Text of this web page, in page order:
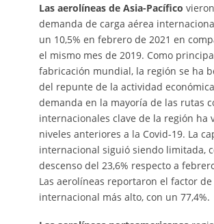
Las aerolíneas de Asia-Pacífico
demanda de carga aérea
un 10,5% en febrero de 2021 en
el mismo mes de 2019. Como
fabricación mundial, la región se ha
del repunte de la actividad
demanda en la mayoría de las rutas
internacionales clave de la región ha
niveles anteriores a la Covid-19. La
internacional siguió siendo limitada,
descenso del 23,6% respecto a
Las aerolíneas reportaron el factor de
internacional más alto, con un 77,4%.